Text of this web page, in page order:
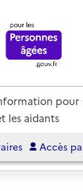
pour
les aidants
Accès